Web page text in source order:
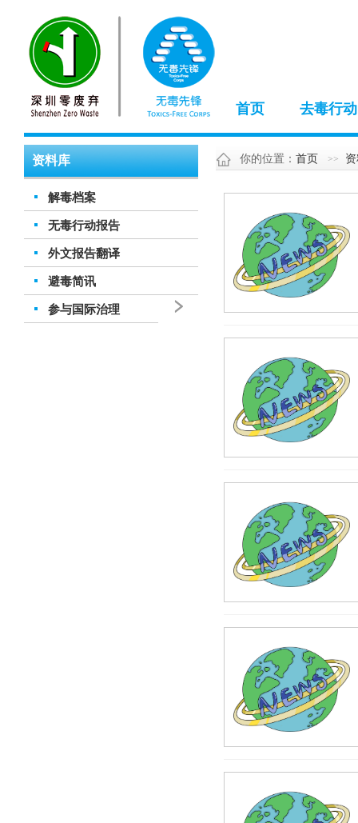
首页 去毒行动
资料库
解毒档案
无毒行动报告
外文报告翻译
避毒简讯
参与国际治理
你的位置： 首页